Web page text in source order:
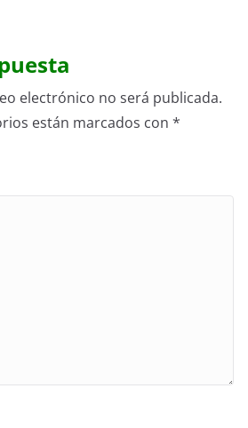
electrónico no será publicada.
están marcados con *